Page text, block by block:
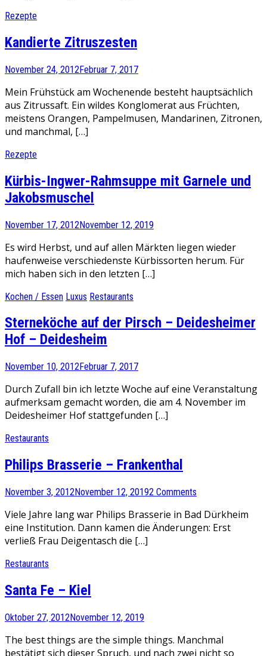
Rezepte
Kandierte Zitruszesten
November 24, 2012Februar 7, 2017
Mein Frühstück am Wochenende besteht hauptsächlich
aus Zitrussaft. Ein wildes Konglomerat aus Früchten,
meistens Orangen, Pampelmusen, Mandarinen, Zitronen,
und manchmal, […]
Rezepte
Kürbis-Ingwer-Rahmsuppe mit Garnele und
Jakobsmuschel
November 17, 2012November 12, 2019
Es wird Herbst, und auf allen Märkten liegen wieder
haufenweise verschiedenste Kürbissorten herum. Für
mich haben sich in den letzten […]
Kochen / Essen Luxus Restaurants
Sterneköche auf der Pirsch – Deidesheimer
Hof – Deidesheim
November 10, 2012Februar 7, 2017
Durch Zufall bin ich letzte Woche auf eine Veranstaltung
aufmerksam gemacht worden, die am 4. November im
Deidesheimer Hof stattgefunden […]
Restaurants
Philips Brasserie – Frankenthal
November 3, 2012November 12, 20192 Comments
Viele Jahre lang war Philips Brasserie in Bad Dürkheim
eine Institution. Dann kamen die Änderungen: Erst
verließ Frau Deigentasch die […]
Restaurants
Santa Fe – Kiel
Oktober 27, 2012November 12, 2019
The best things are the simple things. Manchmal
bestätigt sich dieser Spruch, und nach zwei nicht so